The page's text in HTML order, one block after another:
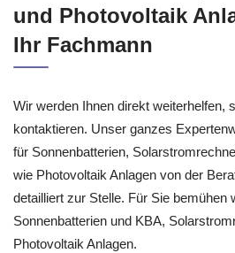
und Photovoltaik
Ihr Fachmann
Wir werden Ihnen direkt weiterhelfen,
kontaktieren. Unser ganzes
für Sonnenbatterien,
wie Photovoltaik Anlagen von der
detailliert zur Stelle. Für Sie bemühen
Sonnenbatterien und KBA,
Photovoltaik Anlagen.